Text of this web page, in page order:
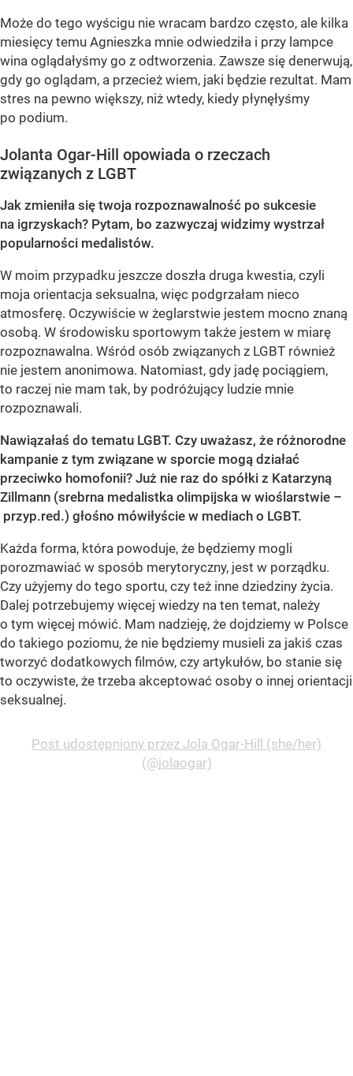
Może do tego wyścigu nie wracam bardzo często, ale kilka
miesięcy temu Agnieszka mnie odwiedziła i przy lampce
wina oglądałyśmy go z odtworzenia. Zawsze się denerwują,
gdy go oglądam, a przecież wiem, jaki będzie rezultat. Mam
stres na pewno większy, niż wtedy, kiedy płynęłyśmy
po podium.
Jolanta Ogar-Hill opowiada o rzeczach
związanych z LGBT
Jak zmieniła się twoja rozpoznawalność po sukcesie
na igrzyskach? Pytam, bo zazwyczaj widzimy wystrzał
popularności medalistów.
W moim przypadku jeszcze doszła druga kwestia, czyli
moja orientacja seksualna, więc podgrzałam nieco
atmosferę. Oczywiście w żeglarstwie jestem mocno znaną
osobą. W środowisku sportowym także jestem w miarę
rozpoznawalna. Wśród osób związanych z LGBT również
nie jestem anonimowa. Natomiast, gdy jadę pociągiem,
to raczej nie mam tak, by podróżujący ludzie mnie
rozpoznawali.
Nawiązałaś do tematu LGBT. Czy uważasz, że różnorodne
kampanie z tym związane w sporcie mogą działać
przeciwko homofonii? Już nie raz do spółki z Katarzyną
Zillmann (srebrna medalistka olimpijska w wioślarstwie –
przyp.red.) głośno mówiłyście w mediach o LGBT.
Każda forma, która powoduje, że będziemy mogli
porozmawiać w sposób merytoryczny, jest w porządku.
Czy użyjemy do tego sportu, czy też inne dziedziny życia.
Dalej potrzebujemy więcej wiedzy na ten temat, należy
o tym więcej mówić. Mam nadzieję, że dojdziemy w Polsce
do takiego poziomu, że nie będziemy musieli za jakiś czas
tworzyć dodatkowych filmów, czy artykułów, bo stanie się
to oczywiste, że trzeba akceptować osoby o innej orientacji
seksualnej.
Post udostępniony przez Jola Ogar-Hill (she/her)
(@jolaogar)